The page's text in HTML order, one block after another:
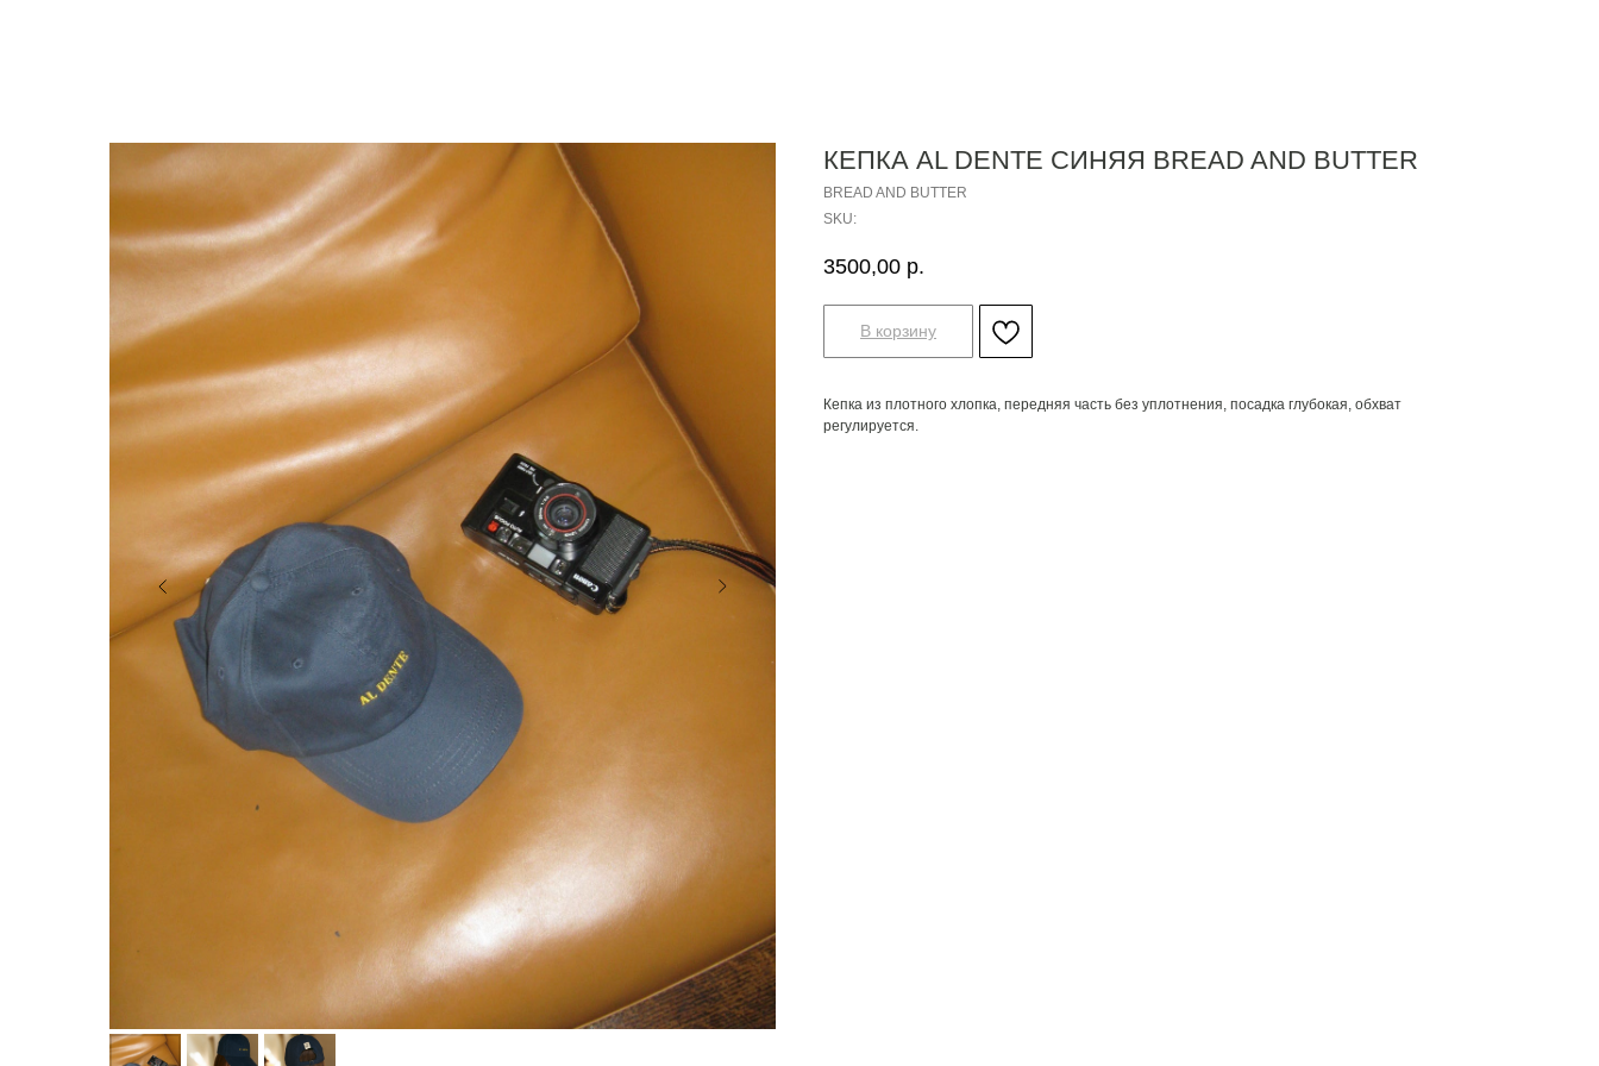
КЕПКА AL DENTE СИНЯЯ BREAD AND BUTTER
BREAD AND BUTTER
SKU:
3500,00 р.
В корзину
Кепка из плотного хлопка, передняя часть без уплотнения, посадка глубокая, обхват
регулируется.